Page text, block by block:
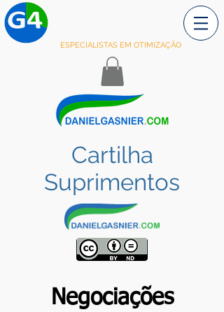
ESPECIALISTAS EM OTIMIZAÇÃO
Cartilha
Suprimentos
Negociações